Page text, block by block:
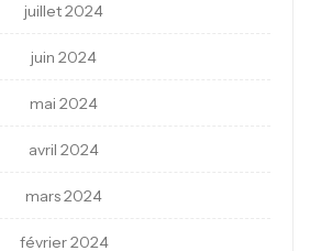
juillet 2024
juin 2024
mai 2024
avril 2024
mars 2024
février 2024